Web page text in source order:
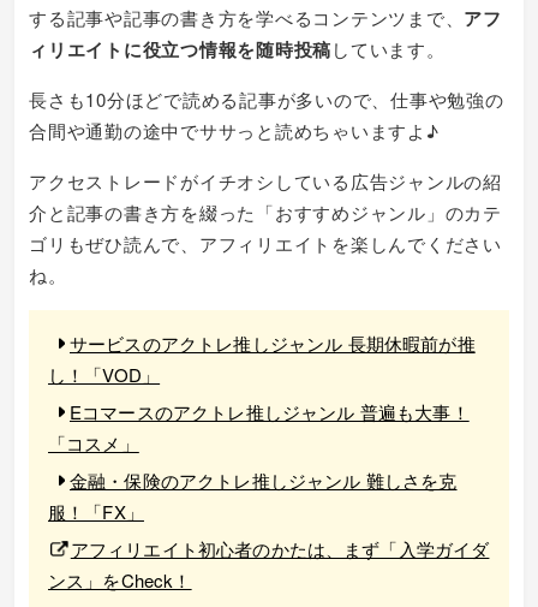
する記事や記事の書き方を学べるコンテンツまで、 アフ
ィリエイトに役立つ情報を随時投稿しています。
長さも10分ほどで読める記事が多いので、仕事や勉強の
合間や通勤の途中でササっと読めちゃいますよ♪
アクセストレードがイチオシしている広告ジャンルの紹
介と記事の書き方を綴った「おすすめジャンル」のカテ
ゴリもぜひ読んで、アフィリエイトを楽しんでください
ね。
サービスのアクトレ推しジャンル 長期休暇前が推
し！「VOD」
Eコマースのアクトレ推しジャンル 普遍も大事！
「コスメ」
金融・保険のアクトレ推しジャンル 難しさを克
服！「FX」
アフィリエイト初心者のかたは、まず「入学ガイダ
ンス」をCheck！